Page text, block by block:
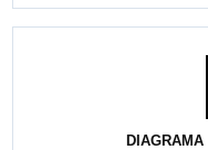
DIAGRAMA